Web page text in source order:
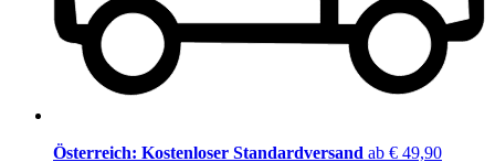
Österreich: Kostenloser Standardversand ab € 49,90